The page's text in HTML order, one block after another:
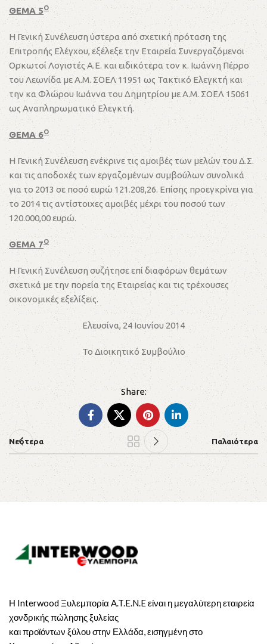
ΘΕΜΑ 5Ο
Η Γενική Συνέλευση ύστερα από σχετική πρόταση της
Επιτροπής Ελέγχου, εξέλεξε την Εταιρεία Συνεργαζόμενοι
Ορκωτοί Λογιστές Α.Ε. και ειδικότερα τον κ. Ιωάννη Πέρρο
του Λεωνίδα με Α.Μ. ΣΟΕΛ 11951 ως Τακτικό Ελεγκτή και
την κα Φλώρου Ιωάννα του Δημητρίου με Α.Μ. ΣΟΕΛ 15061
ως Αναπληρωματικό Ελεγκτή.
ΘΕΜΑ 6Ο
Η Γενική Συνέλευση ενέκρινε τις αμοιβές των μελών του Δ.Σ.
και τις αποδοχές των εργαζομένων συμβούλων συνολικά
για το 2013 σε ποσό ευρώ 121.208,26. Επίσης προεγκρίνει για
το 2014 τις αντίστοιχες αμοιβές μέχρι του ποσού των
120.000,00 ευρώ.
ΘΕΜΑ 7Ο
Η Γενική Συνέλευση συζήτησε επί διαφόρων θεμάτων
σχετικά με την πορεία της Εταιρείας και τις τρέχουσες
οικονομικές εξελίξεις.
Ελευσίνα, 24 Ιουνίου 2014
Το Διοικητικό Συμβούλιο
Νεότερα Παλαιότερα
Η Interwood Ξυλεμπορία A.T.E.N.E είναι η μεγαλύτερη εταιρεία
χονδρικής πώλησης ξυλείας
και προϊόντων ξύλου στην Ελλάδα, εισηγμένη στο